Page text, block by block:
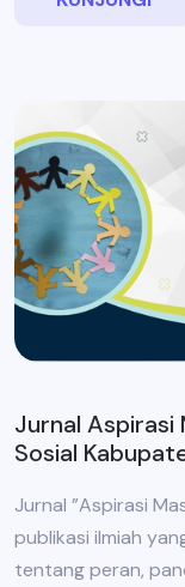
Jurnal Aspirasi
Sosial
Jurnal ”Aspirasi
publikasi ilmiah
tentang peran,